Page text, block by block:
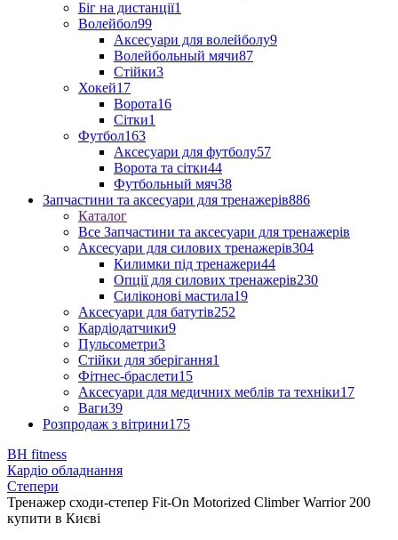
Біг на дистанції1
Волейбол99
Аксесуари для волейболу9
Волейбольный мячи87
Стійки3
Хокей17
Ворота16
Сітки1
Футбол163
Аксесуари для футболу57
Ворота та сітки44
Футбольный мяч38
Запчастини та аксесуари для тренажерів886
Каталог
Все Запчастини та аксесуари для тренажерів
Аксесуари для силових тренажерів304
Килимки під тренажери44
Опції для силових тренажерів230
Силіконові мастила19
Аксесуари для батутів252
Кардіодатчики9
Пульсометри3
Стійки для зберігання1
Фітнес-браслети15
Аксесуари для медичних меблів та техніки17
Ваги39
Розпродаж з вітрини175
BH fitness
Кардіо обладнання
Степери
Тренажер сходи-степер Fit-On Motorized Climber Warrior 200
купити в Києві